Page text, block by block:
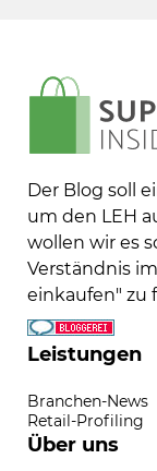
Der Blog soll
um den LEH
wollen wir es
Verständnis
einkaufen" zu
Leistungen
Branchen-News
Retail-Profiling
Über uns